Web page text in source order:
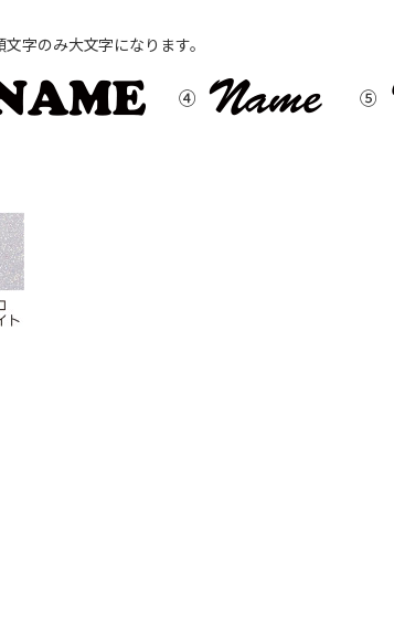
字のみ大文字になります。